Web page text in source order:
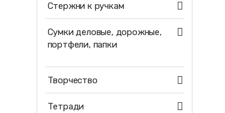
Стержни к ручкам
Сумки деловые, дорожные,
портфели, папки
Творчество
Тетради